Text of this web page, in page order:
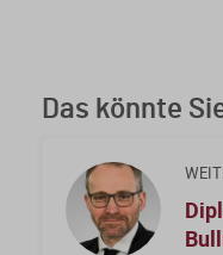
Das könnte